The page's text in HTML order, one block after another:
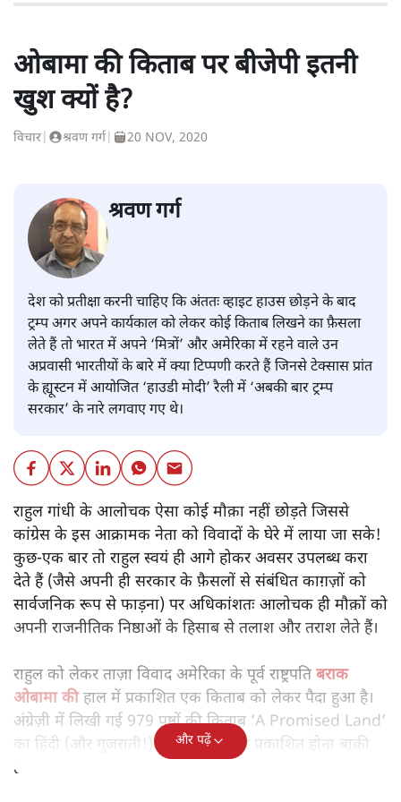
ओबामा की किताब पर बीजेपी इतनी
खुश क्यों है?
विचार श्रवण गर्ग 20 NOV, 2020
श्रवण गर्ग
देश को प्रतीक्षा करनी चाहिए कि अंततः व्हाइट हाउस छोड़ने के बाद
ट्रम्प अगर अपने कार्यकाल को लेकर कोई किताब लिखने का फ़ैसला
लेते हैं तो भारत में अपने ‘मित्रों’ और अमेरिका में रहने वाले उन
अप्रवासी भारतीयों के बारे में क्या टिप्पणी करते हैं जिनसे टेक्सास प्रांत
के ह्यूस्टन में आयोजित ‘हाउडी मोदी’ रैली में ‘अबकी बार ट्रम्प
सरकार’ के नारे लगवाए गए थे।
राहुल गांधी के आलोचक ऐसा कोई मौक़ा नहीं छोड़ते जिससे
कांग्रेस के इस आक्रामक नेता को विवादों के घेरे में लाया जा सके!
कुछ-एक बार तो राहुल स्वयं ही आगे होकर अवसर उपलब्ध करा